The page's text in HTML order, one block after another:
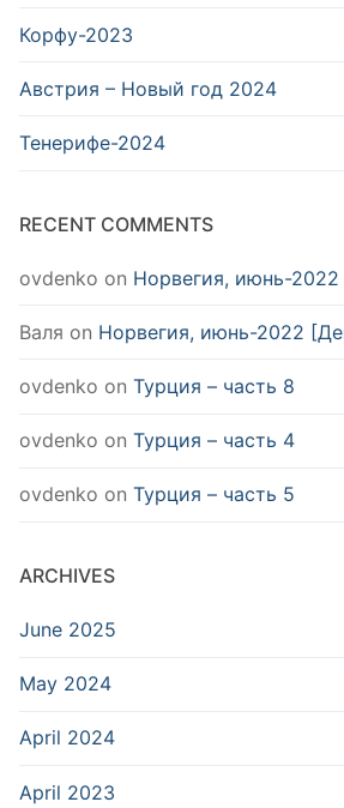
Корфу-2023
Австрия – Новый год 2024
Тенерифе-2024
RECENT COMMENTS
ovdenko on Норвегия, июнь-2022
Валя on Норвегия, июнь-2022
ovdenko on Турция – часть 8
ovdenko on Турция – часть 4
ovdenko on Турция – часть 5
ARCHIVES
June 2025
May 2024
April 2024
April 2023